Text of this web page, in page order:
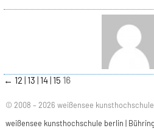
← 12 13 14 15 16
© 2008 – 2026 weißensee
weißensee kunsthochschule berlin |